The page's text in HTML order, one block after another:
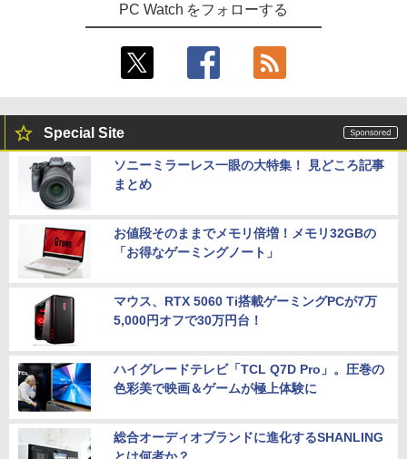
PC Watch をフォローする
Special Site
ソニーミラーレス一眼の大特集！ 見どころ記事
まとめ
お値段そのままでメモリ倍増！メモリ32GBの
「お得なゲーミングノート」
マウス、RTX 5060 Ti搭載ゲーミングPCが7万
5,000円オフで30万円台！
ハイグレードテレビ「TCL Q7D Pro」。圧巻の
色彩美で映画＆ゲームが極上体験に
総合オーディオブランドに進化するSHANLING
とは何者か？